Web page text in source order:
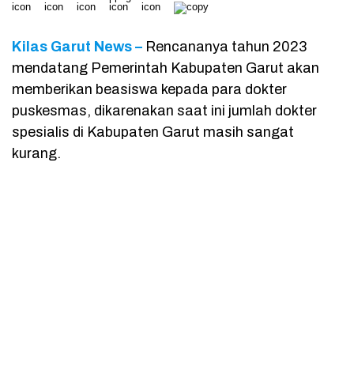
Kilas Garut News – Rencananya tahun 2023
mendatang Pemerintah Kabupaten Garut akan
memberikan beasiswa kepada para dokter
puskesmas, dikarenakan saat ini jumlah dokter
spesialis di Kabupaten Garut masih sangat
kurang.